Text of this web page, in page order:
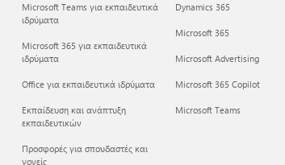
Microsoft Teams για εκπαιδευτικά
ιδρύματα
Microsoft 365 για εκπαιδευτικά
ιδρύματα
Office για εκπαιδευτικά ιδρύματα
Εκπαίδευση και ανάπτυξη
εκπαιδευτικών
Προσφορές για σπουδαστές και
γονείς
Dynamics 365
Microsoft 365
Microsoft Advertising
Microsoft 365 Copilot
Microsoft Teams